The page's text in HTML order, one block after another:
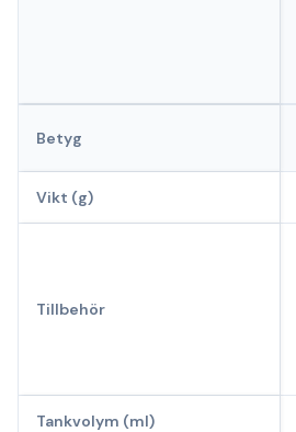
Betyg
Vikt (g)
Tillbehör
Tankvolym (ml)